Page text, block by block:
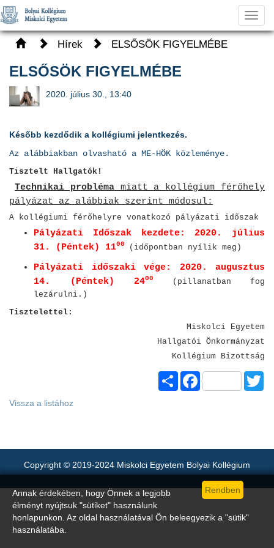
Annak érdekében, hogy Önnek a legjobb
élményt nyújtsuk "sütiket" használunk
honlapunkon. Az oldal használatával Ön beleegyezik a "sütik"
használatába.
Hírek ELSŐSÖK FIGYELMÉBE
ELSŐSÖK FIGYELMÉBE
2020. július 30., 13:40
Később kezdődik a kollégiumi jelentkezés.
Az alábbiakban olvasható a ME-HÖK közleménye.
Tisztelt Hallgatók!
Technikai problémamiatt a kollégium férőhely
pályázat az alábbiak szerint módosul:
A kollégiumi férőhelyre vonatkozó pályázati időszak
Pályázati Időszak kezdete: 2020. július
31. (Péntek) 1100 (időpontban nyílik meg)
Pályázati időszaki vége: 2020. augusztus
14. (Péntek) 2400
(pillanatban fog
lezárulni.)
Tisztelettel:
Miskolci Egyetem
Hallgatói Önkormányzat
Kollégium Bizottság
Share Facebook
Vissza a listához
Copyright © 2019-2024 Miskolci Egyetem Bolyai Kollégium